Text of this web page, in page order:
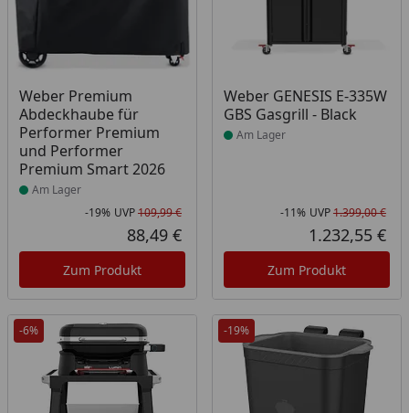
Weber Premium
Abdeckhaube für
Performer Premium
und Performer
Premium Smart 2026
Produkt am Lager
Am Lager
Rabatt in Prozent
-19%
Ursprünglicher Preis
UVP109,99 €
Aktueller Preis
88,49 €
Zum Produkt
Weber GENESIS E-335W
GBS Gasgrill - Black
Produkt am Lager
Am Lager
-11% UVP1.399,00 €
1.232,55 €
Zum Produkt
-6% -19%